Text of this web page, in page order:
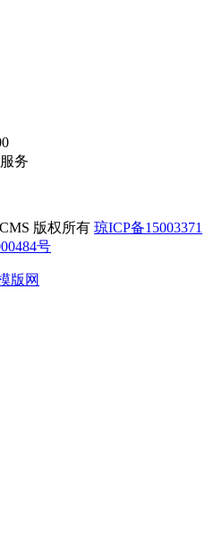
务
版权所有 琼ICP备15003371
号
版网